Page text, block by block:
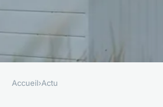
Accueil›Actu